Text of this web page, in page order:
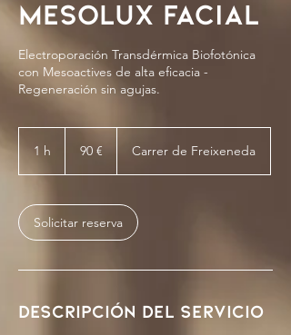
Mesolux facial
Electroporación Transdérmica Biofotónica
con Mesoactives de alta eficacia -
Regeneración sin agujas.
1 h 90 € Carrer de Freixeneda
Solicitar reserva
Descripción del servicio